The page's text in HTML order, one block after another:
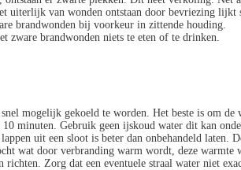
uiterlijk van wonden ontstaan door bevriezing lijkt
brandwonden bij voorkeur in zittende houding.
zware brandwonden niets te eten of te drinken.
mogelijk gekoeld te worden. Het beste is om
minuten. Gebruik geen ijskoud water dit kan
uit een sloot is beter dan onbehandeld
wat door verbranding warm wordt, deze warmte
richten. Zorg dat een eventuele straal water niet